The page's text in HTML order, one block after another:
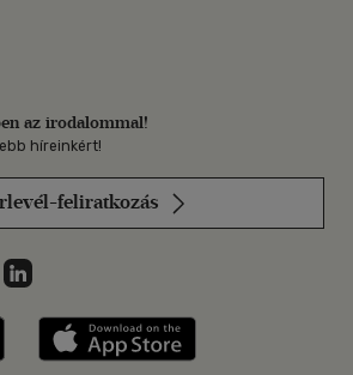
az irodalommal!
híreinkért!
feliratkozás
on
az Instagramon
Libri a LinkedInen
Libri applikáció Szerezd meg: Google